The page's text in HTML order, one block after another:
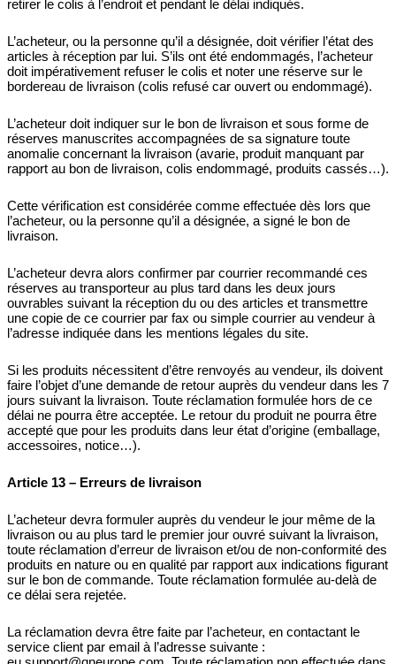
retirer le colis à l’endroit et pendant le délai indiqués.
L’acheteur, ou la personne qu’il a désignée, doit vérifier l’état des
articles à réception par lui. S’ils ont été endommagés, l’acheteur
doit impérativement refuser le colis et noter une réserve sur le
bordereau de livraison (colis refusé car ouvert ou endommagé).
L’acheteur doit indiquer sur le bon de livraison et sous forme de
réserves manuscrites accompagnées de sa signature toute
anomalie concernant la livraison (avarie, produit manquant par
rapport au bon de livraison, colis endommagé, produits cassés…).
Cette vérification est considérée comme effectuée dès lors que
l’acheteur, ou la personne qu’il a désignée, a signé le bon de
livraison.
L’acheteur devra alors confirmer par courrier recommandé ces
réserves au transporteur au plus tard dans les deux jours
ouvrables suivant la réception du ou des articles et transmettre
une copie de ce courrier par fax ou simple courrier au vendeur à
l’adresse indiquée dans les mentions légales du site.
Si les produits nécessitent d’être renvoyés au vendeur, ils doivent
faire l’objet d’une demande de retour auprès du vendeur dans les 7
jours suivant la livraison. Toute réclamation formulée hors de ce
délai ne pourra être acceptée. Le retour du produit ne pourra être
accepté que pour les produits dans leur état d’origine (emballage,
accessoires, notice…).
Article 13 – Erreurs de livraison
L’acheteur devra formuler auprès du vendeur le jour même de la
livraison ou au plus tard le premier jour ouvré suivant la livraison,
toute réclamation d’erreur de livraison et/ou de non-conformité des
produits en nature ou en qualité par rapport aux indications figurant
sur le bon de commande. Toute réclamation formulée au-delà de
ce délai sera rejetée.
La réclamation devra être faite par l’acheteur, en contactant le
service client par email à l’adresse suivante :